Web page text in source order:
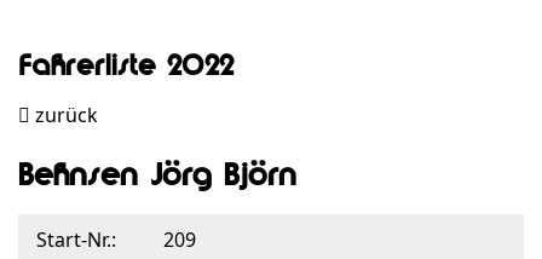
Fahrerliste 2022
zurück
Behnsen Jörg Björn
Start-Nr.:
209